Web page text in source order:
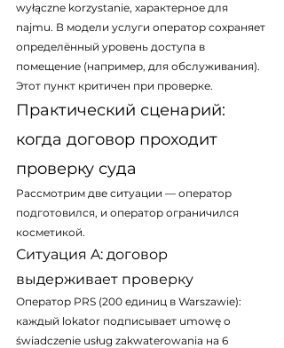
wyłączne korzystanie, характерное для
najmu. В модели услуги оператор сохраняет
определённый уровень доступа в
помещение (например, для обслуживания).
Этот пункт критичен при проверке.
Практический сценарий:
когда договор проходит
проверку суда
Рассмотрим две ситуации — оператор
подготовился, и оператор ограничился
косметикой.
Ситуация A: договор
выдерживает проверку
Оператор PRS (200 единиц в Warszawie):
каждый lokator подписывает umowę o
świadczenie usług zakwaterowania на 6